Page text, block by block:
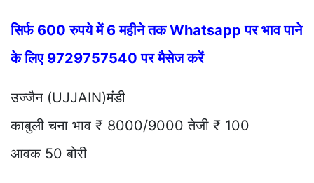
सिर्फ 600 रुपये में 6 महीने तक Whatsapp पर भाव पाने
के लिए 9729757540 पर मैसेज करें
उज्जैन (UJJAIN)मंडी
काबुली चना भाव ₹ 8000/9000 तेजी ₹ 100
आवक 50 बोरी